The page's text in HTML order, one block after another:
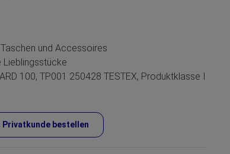
und Accessoires
Lieblingsstücke
100, TP001 250428 TESTEX, Produktklasse I
Privatkunde bestellen